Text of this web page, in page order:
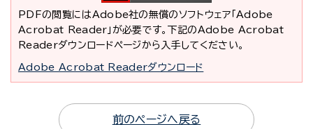
PDFの閲覧にはAdobe社の無償のソフトウェア「Adobe
Acrobat Reader」が必要です。下記のAdobe Acrobat
Readerダウンロードページから入手してください。
Adobe Acrobat Readerダウンロード
前のページへ戻る